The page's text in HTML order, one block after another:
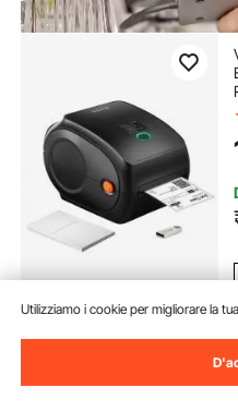
Precedente
Utilizziamo i cookie per migliorare la